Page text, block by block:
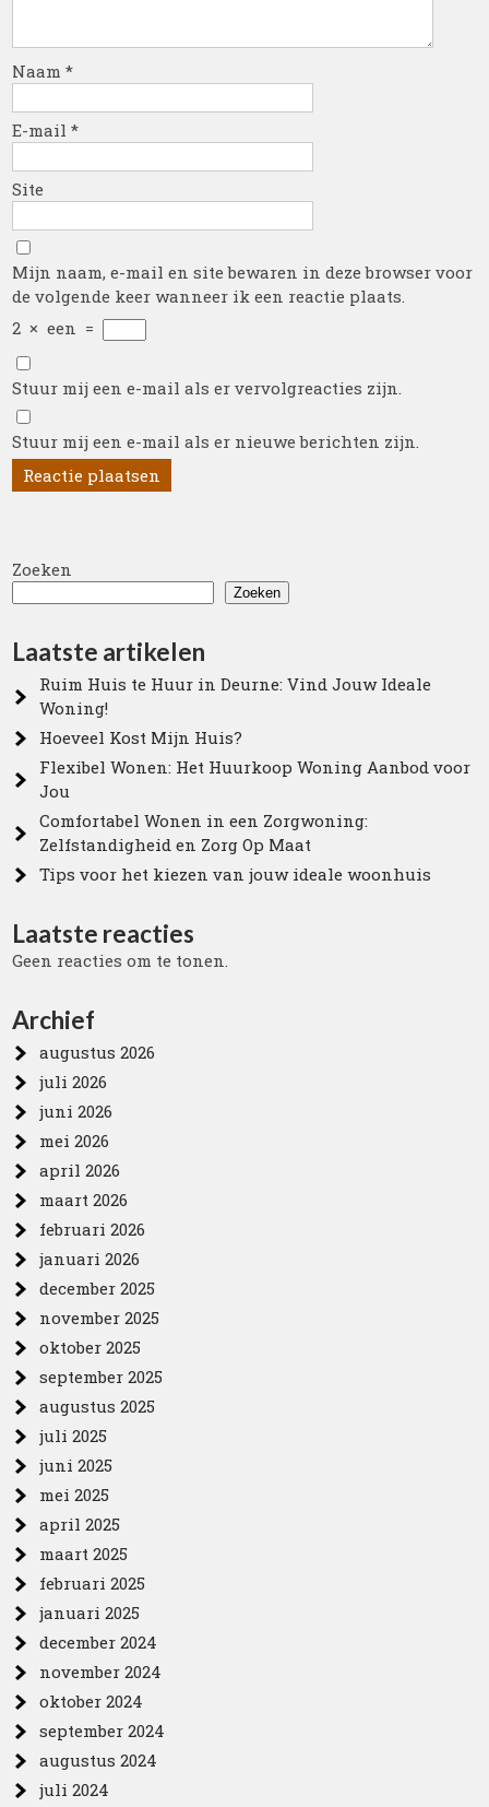
Naam*
E-mail*
Site
Mijn naam, e-mail en site bewaren in deze browser voor
de volgende keer wanneer ik een reactie plaats.
2 × een =
Stuur mij een e-mail als er vervolgreacties zijn.
Stuur mij een e-mail als er nieuwe berichten zijn.
Zoeken
Zoeken
Laatste artikelen
Ruim Huis te Huur in Deurne: Vind Jouw Ideale
Woning!
Hoeveel Kost Mijn Huis?
Flexibel Wonen: Het Huurkoop Woning Aanbod voor
Jou
Comfortabel Wonen in een Zorgwoning:
Zelfstandigheid en Zorg Op Maat
Tips voor het kiezen van jouw ideale woonhuis
Laatste reacties
Geen reacties om te tonen.
Archief
augustus 2026
juli 2026
juni 2026
mei 2026
april 2026
maart 2026
februari 2026
januari 2026
december 2025
november 2025
oktober 2025
september 2025
augustus 2025
juli 2025
juni 2025
mei 2025
april 2025
maart 2025
februari 2025
januari 2025
december 2024
november 2024
oktober 2024
september 2024
augustus 2024
juli 2024